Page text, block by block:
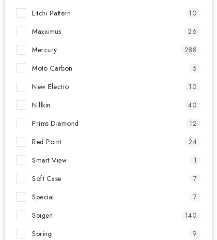
Litchi Pattern
10
Maxximus
26
Mercury
288
Moto Carbon
5
New Electro
10
Nillkin
40
Prims Diamond
12
Red Point
24
Smart View
1
Soft Case
7
Special
7
Spigen
140
Spring
9